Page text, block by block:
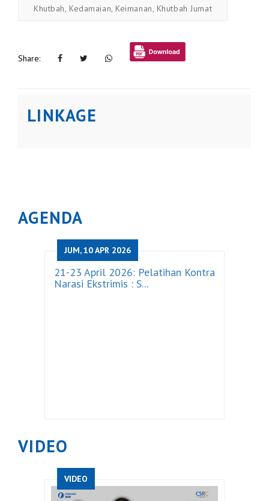
Khutbah, Kedamaian, Keimanan, Khutbah Jumat
Share:
LINKAGE
AGENDA
JUM, 10 APR 2026
21-23 April 2026: Pelatihan Kontra
Narasi Ekstrimis : S...
VIDEO
VIDEO